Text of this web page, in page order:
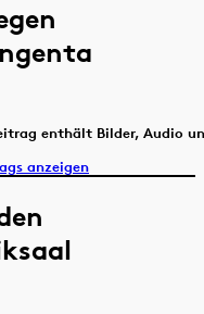
enthält Bilder, Audio
anzeigen